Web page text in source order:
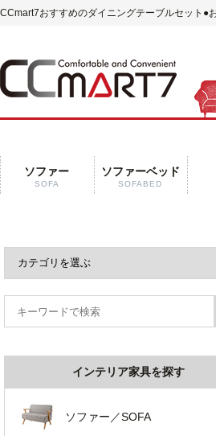
CCmart7おすすめのダイニングテーブルセット ●
ソファー
SOFA
ソファーベッド
SOFABED
インテリア家具を探す
ソファー／SOFA